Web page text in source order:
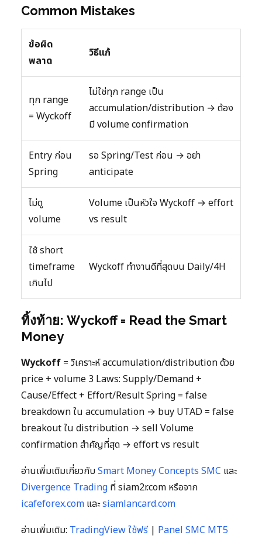
Common Mistakes
ข้อผิด
พลาด
วิธีแก้
ทุก range
= Wyckoff
ไม่ใช่ทุก range เป็น
accumulation/distribution → ต้อง
มี volume confirmation
Entry ก่อน
Spring
รอ Spring/Test ก่อน → อย่า
anticipate
ไม่ดู
volume
Volume เป็นหัวใจ Wyckoff → effort
vs result
ใช้ short
timeframe
เกินไป
Wyckoff ทำงานดีที่สุดบน Daily/4H
ทิ้งท้าย: Wyckoff = Read the Smart
Money
Wyckoff = วิเคราะห์ accumulation/distribution ด้วย
price + volume 3 Laws: Supply/Demand +
Cause/Effect + Effort/Result Spring = false
breakdown ใน accumulation → buy UTAD = false
breakout ใน distribution → sell Volume
confirmation สำคัญที่สุด → effort vs result
อ่านเพิ่มเติมเกี่ยวกับSmart Money Concepts SMC และ
Divergence Trading ที่ siam2r.com หรือจาก
icafeforex.com และsiamlancard.com
อ่านเพิ่มเติม: TradingView ใช้ฟรี| Panel SMC MT5